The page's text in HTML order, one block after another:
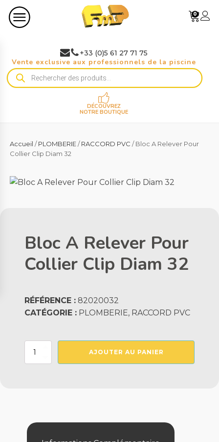
0
+33 (0)5 61 27 71 75
Vente exclusive aux professionnels de la piscine
Recherche
de
DÉCOUVREZ
NOTRE BOUTIQUE
Accueil /PLOMBERIE/RACCORD PVC / Bloc A Relever Pour
Collier Clip Diam 32
Bloc A Relever Pour
Collier Clip Diam 32
RÉFÉRENCE : 82020032
CATÉGORIE : PLOMBERIE, RACCORD PVC
quantité
Diam
32
AJOUTER AU PANIER